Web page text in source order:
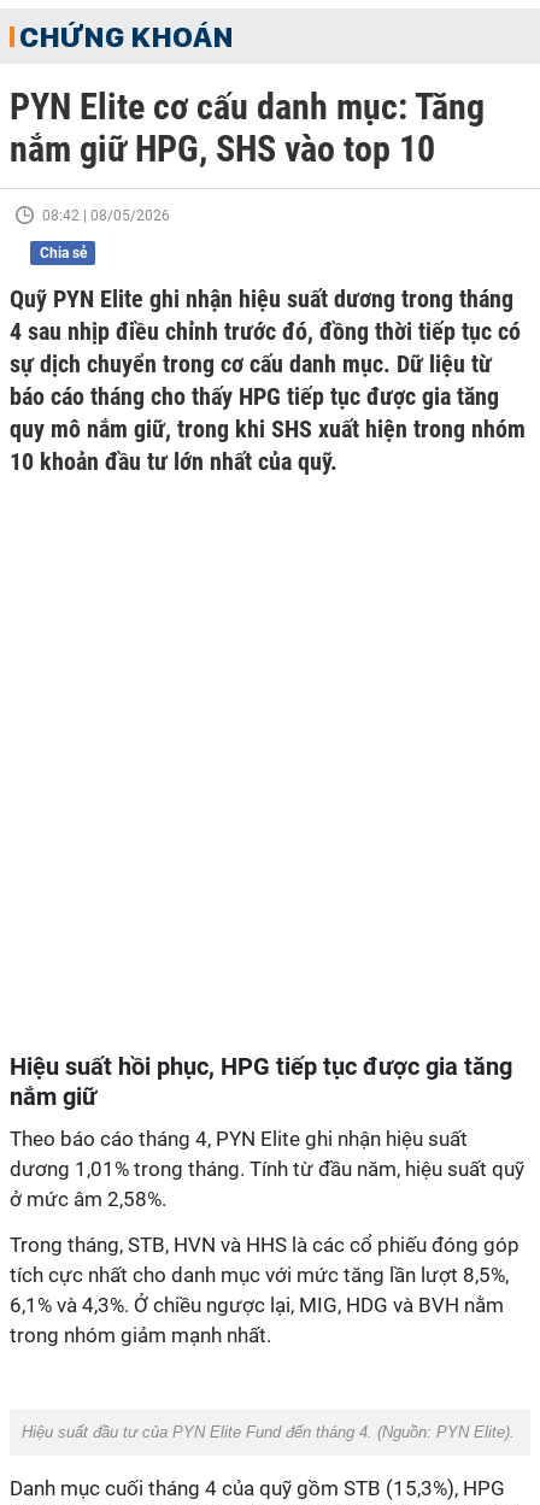
CHỨNG KHOÁN
PYN Elite cơ cấu danh mục: Tăng
nắm giữ HPG, SHS vào top 10
08:42 | 08/05/2026
Chia sẻ
Quỹ PYN Elite ghi nhận hiệu suất dương trong tháng
4 sau nhịp điều chỉnh trước đó, đồng thời tiếp tục có
sự dịch chuyển trong cơ cấu danh mục. Dữ liệu từ
báo cáo tháng cho thấy HPG tiếp tục được gia tăng
quy mô nắm giữ, trong khi SHS xuất hiện trong nhóm
10 khoản đầu tư lớn nhất của quỹ.
Hiệu suất hồi phục, HPG tiếp tục được gia tăng
nắm giữ
Theo báo cáo tháng 4, PYN Elite ghi nhận hiệu suất
dương 1,01% trong tháng. Tính từ đầu năm, hiệu suất quỹ
ở mức âm 2,58%.
Trong tháng, STB, HVN và HHS là các cổ phiếu đóng góp
tích cực nhất cho danh mục với mức tăng lần lượt 8,5%,
6,1% và 4,3%. Ở chiều ngược lại, MIG, HDG và BVH nằm
trong nhóm giảm mạnh nhất.
Hiệu suất đầu tư của PYN Elite Fund đến tháng 4. (Nguồn: PYN Elite).
Danh mục cuối tháng 4 của quỹ gồm STB (15,3%), HPG